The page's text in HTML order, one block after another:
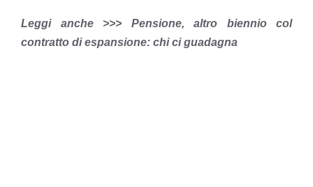
Leggi anche >>> Pensione, altro biennio col
contratto di espansione: chi ci guadagna